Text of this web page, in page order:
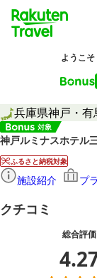
兵庫県神戸・有
神戸ルミナスホテル
ふるさと納税対象
施設紹介 プ
クチコミ
総合評価